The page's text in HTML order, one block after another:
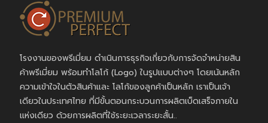
โรงงานของพรีเมี่ยม ดำเนินการธุรกิจเกี่ยวกับการจัดจำหน่ายสิน
ค้าพรีเมี่ยม พร้อมทำโลโก้ (Logo) ในรูปแบบต่างๆ โดยเน้นหลัก
ความเข้าใจในตัวสินค้าและ โลโก้ของลูกค้าเป็นหลัก เราเป็นเจ้า
เดียวในประเทศไทย ที่มีขั้นตอนกระบวนการผลิตเบ็ดเสร็จภายใน
แห่งเดียว ด้วยการผลิตที่ใช้ระยะเวลาระยะสั้น..